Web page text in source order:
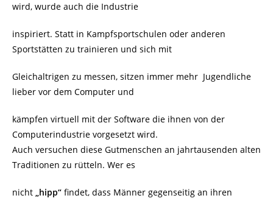
wird, wurde auch die Industrie
inspiriert. Statt in Kampfsportschulen oder anderen
Sportstätten zu trainieren und sich mit
Gleichaltrigen zu messen, sitzen immer mehr Jugendliche
lieber vor dem Computer und
kämpfen virtuell mit der Software die ihnen von der
Computerindustrie vorgesetzt wird.
Auch versuchen diese Gutmenschen an jahrtausenden alten
Traditionen zu rütteln. Wer es
nicht „hipp“ findet, dass Männer gegenseitig an ihren